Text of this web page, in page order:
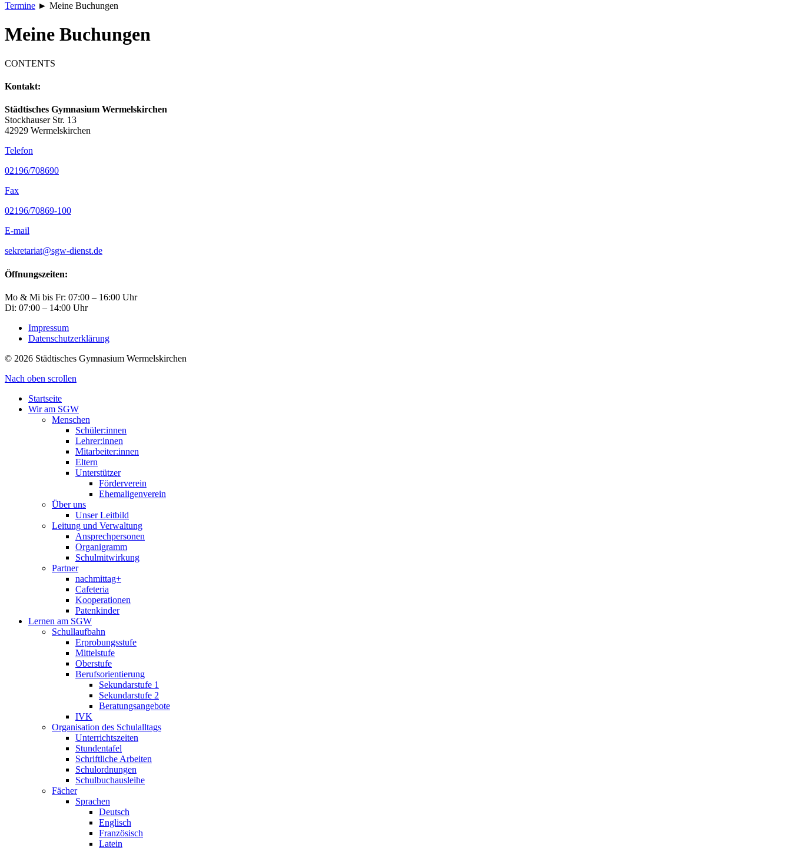
Termine ► Meine Buchungen
Meine Buchungen
CONTENTS
Kontakt:
Städtisches Gymnasium Wermelskirchen
Stockhauser Str. 13
42929 Wermelskirchen
Telefon
02196/708690
Fax
02196/70869-100
E-mail
sekretariat@sgw-dienst.de
Öffnungszeiten:
Mo & Mi bis Fr: 07:00 – 16:00 Uhr
Di: 07:00 – 14:00 Uhr
Impressum
Datenschutzerklärung
© 2026 Städtisches Gymnasium Wermelskirchen
Nach oben scrollen
Startseite
Wir am SGW
Menschen
Schüler:innen
Lehrer:innen
Mitarbeiter:innen
Eltern
Unterstützer
Förderverein
Ehemaligenverein
Über uns
Unser Leitbild
Leitung und Verwaltung
Ansprechpersonen
Organigramm
Schulmitwirkung
Partner
nachmittag+
Cafeteria
Kooperationen
Patenkinder
Lernen am SGW
Schullaufbahn
Erprobungsstufe
Mittelstufe
Oberstufe
Berufsorientierung
Sekundarstufe 1
Sekundarstufe 2
Beratungsangebote
IVK
Organisation des Schulalltags
Unterrichtszeiten
Stundentafel
Schriftliche Arbeiten
Schulordnungen
Schulbuchausleihe
Fächer
Sprachen
Deutsch
Englisch
Französisch
Latein